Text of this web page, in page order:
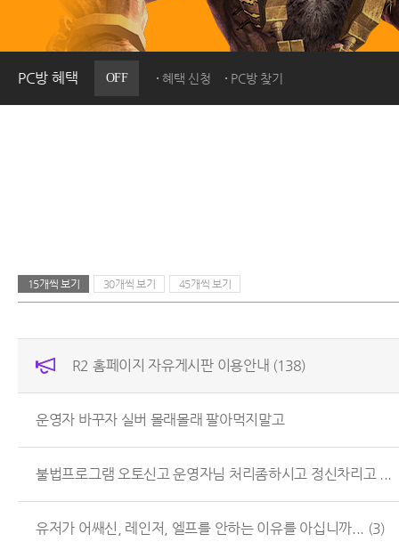
PC방 혜택 OFF 혜택 신청 PC방 찾기
15개씩 보기 30개씩 보기 45개씩 보기
R2 홈페이지 자유게시판 이용안내 (138)
운영자 바꾸자 실버 몰래몰래 팔아먹지말고
불법프로그램 오토신고 운영자님 처리좀하시고 정신차리고 ...
유저가 어쌔신, 레인저, 엘프를 안하는 이유를 아십니까... (3)